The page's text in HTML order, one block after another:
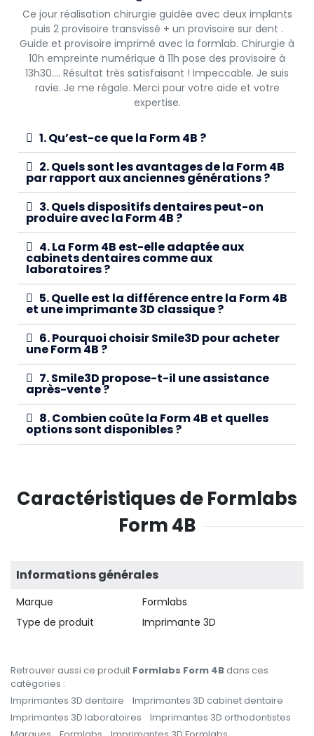
Ce jour réalisation chirurgie guidée avec deux implants
puis 2 provisoire transvissé + un provisoire sur dent .
Guide et provisoire imprimé avec la formlab. Chirurgie à
10h empreinte numérique à 11h pose des provisoire à
13h30…. Résultat très satisfaisant ! Impeccable. Je suis
ravie. Je me régale. Merci pour votre aide et votre
expertise.
1. Qu’est-ce que la Form 4B ?
2. Quels sont les avantages de la Form 4B
par rapport aux anciennes générations ?
3. Quels dispositifs dentaires peut-on
produire avec la Form 4B ?
4. La Form 4B est-elle adaptée aux
cabinets dentaires comme aux
laboratoires ?
5. Quelle est la différence entre la Form 4B
et une imprimante 3D classique ?
6. Pourquoi choisir Smile3D pour acheter
une Form 4B ?
7. Smile3D propose-t-il une assistance
après-vente ?
8. Combien coûte la Form 4B et quelles
options sont disponibles ?
Caractéristiques de Formlabs
Form 4B
Informations générales
Marque
Formlabs
Type de produit
Imprimante 3D
Retrouver aussi ce produit Formlabs Form 4Bdans ces
catégories :
Imprimantes 3D dentaire
Imprimantes 3D cabinet dentaire
Imprimantes 3D laboratoires
Imprimantes 3D orthodontistes